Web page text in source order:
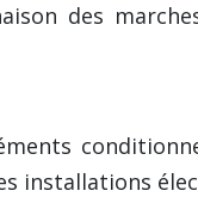
des
installations